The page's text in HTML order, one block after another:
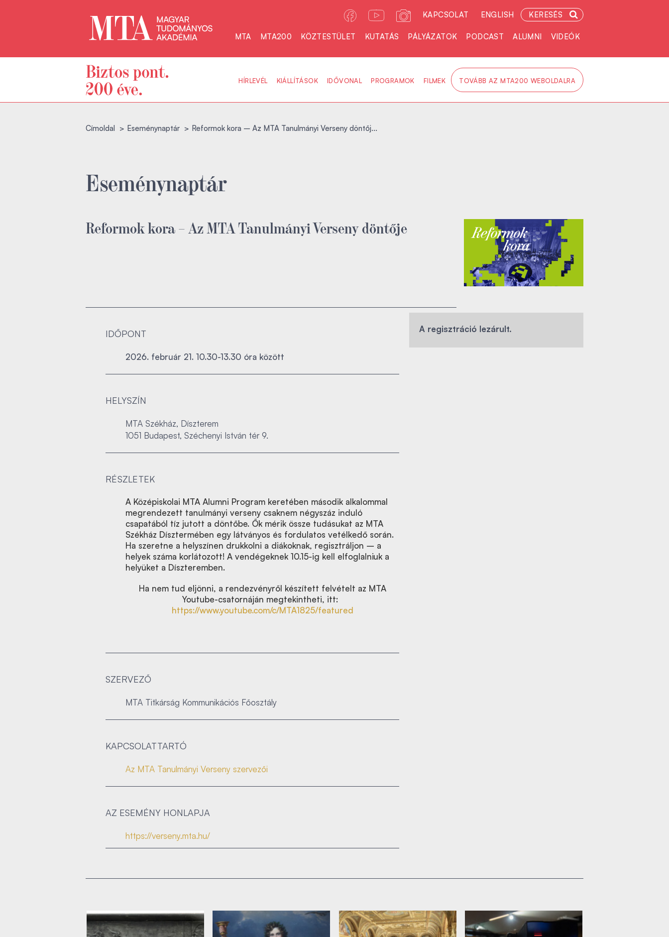
KAPCSOLAT ENGLISH KERESÉS
MTA MTA200 KÖZTESTÜLET KUTATÁS PÁLYÁZATOK PODCAST ALUMNI VIDEÓK
HÍRLEVÉL KIÁLLÍTÁSOK IDŐVONAL PROGRAMOK FILMEK TOVÁBB AZ MTA200 WEBOLDALRA
Címoldal Eseménynaptár Reformok kora – Az MTA Tanulmányi Verseny döntőj...
Eseménynaptár
Reformok kora – Az MTA Tanulmányi Verseny döntője
A regisztráció lezárult.
IDŐPONT
2026. február 21. 10.30-13.30 óra között
HELYSZÍN
MTA Székház, Díszterem
1051 Budapest, Széchenyi István tér 9.
RÉSZLETEK
A Középiskolai MTA Alumni Program keretében második alkalommal
megrendezett tanulmányi verseny csaknem négyszáz induló
csapatából tíz jutott a döntőbe. Ők mérik össze tudásukat az MTA
Székház Dísztermében egy látványos és fordulatos vetélkedő során.
Ha szeretne a helyszínen drukkolni a diákoknak, regisztráljon – a
helyek száma korlátozott! A vendégeknek 10.15-ig kell elfoglalniuk a
helyüket a Díszteremben.
Ha nem tud eljönni, a rendezvényről készített felvételt az MTA
Youtube-csatornáján megtekintheti, itt:
https://www.youtube.com/c/MTA1825/featured
SZERVEZŐ
MTA Titkárság Kommunikációs Főosztály
KAPCSOLATTARTÓ
Az MTA Tanulmányi Verseny szervezői
AZ ESEMÉNY HONLAPJA
https://verseny.mta.hu/